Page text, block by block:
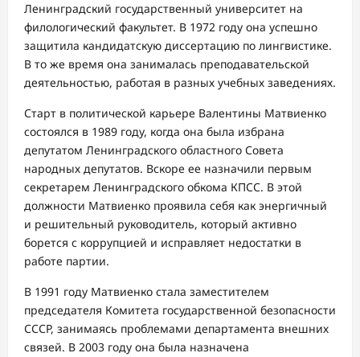
Ленинградский государственный университет на
филологический факультет. В 1972 году она успешно
защитила кандидатскую диссертацию по лингвистике.
В то же время она занималась преподавательской
деятельностью, работая в разных учебных заведениях.
Старт в политической карьере Валентины Матвиенко
состоялся в 1989 году, когда она была избрана
депутатом Ленинградского областного Совета
народных депутатов. Вскоре ее назначили первым
секретарем Ленинградского обкома КПСС. В этой
должности Матвиенко проявила себя как энергичный
и решительный руководитель, который активно
борется с коррупцией и исправляет недостатки в
работе партии.
В 1991 году Матвиенко стала заместителем
председателя Комитета государственной безопасности
СССР, занимаясь проблемами департамента внешних
связей. В 2003 году она была назначена